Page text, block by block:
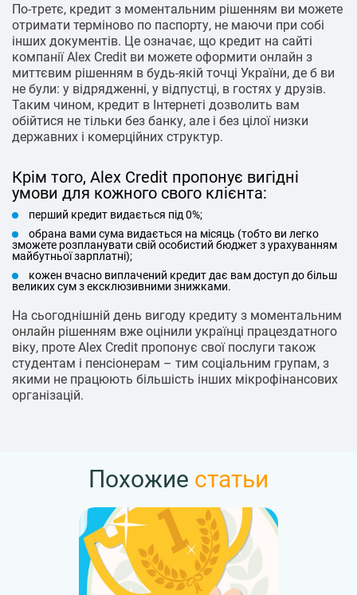
По-третє, кредит з моментальним рішенням ви можете
отримати терміново по паспорту, не маючи при собі
інших документів. Це означає, що кредит на сайті
компанії Alex Credit ви можете оформити онлайн з
миттєвим рішенням в будь-якій точці України, де б ви
не були: у відрядженні, у відпустці, в гостях у друзів.
Таким чином, кредит в Інтернеті дозволить вам
обійтися не тільки без банку, але і без цілої низки
державних і комерційних структур.
Крім того, Alex Credit пропонує вигідні
умови для кожного свого клієнта:
перший кредит видається під 0%;
обрана вами сума видається на місяць (тобто ви легко
зможете розпланувати свій особистий бюджет з урахуванням
майбутньої зарплатні);
кожен вчасно виплачений кредит дає вам доступ до більш
великих сум з ексклюзивними знижками.
На сьогоднішній день вигоду кредиту з моментальним
онлайн рішенням вже оцінили українці працездатного
віку, проте Alex Credit пропонує свої послуги також
студентам і пенсіонерам – тим соціальним групам, з
якими не працюють більшість інших мікрофінансових
організацій.
Похожие статьи